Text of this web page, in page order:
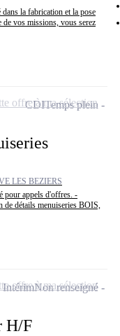
la fabrication et la pose
vos missions, vous serez
LES BEZIERS
pour appels d'offres. -
de détails menuiseries BOIS,
CDITemps plein
offre à ma sélection
H/F
IntérimNon renseigné
offre à ma sélection